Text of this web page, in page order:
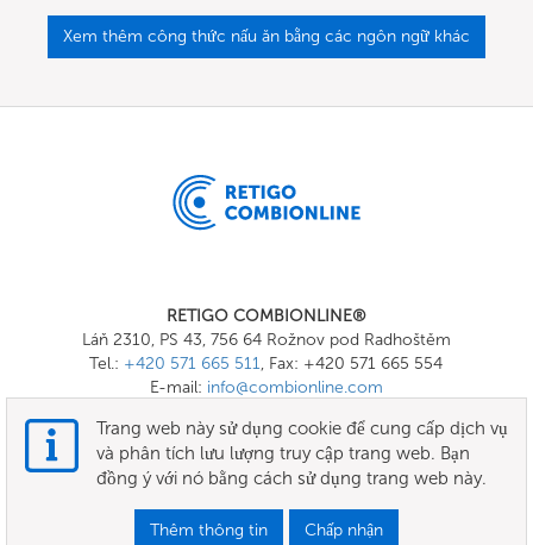
Xem thêm công thức nấu ăn bằng các ngôn ngữ khác
RETIGO COMBIONLINE®
Láň 2310, PS 43, 756 64 Rožnov pod Radhoštěm
Tel.: +420 571 665 511, Fax: +420 571 665 554
E-mail: info@combionline.com
OnlineMenu
CÁC ĐIỀU KHOẢN VÀ ĐIỀU KIỆN
Trang web này sử dụng cookie để cung cấp dịch vụ
và phân tích lưu lượng truy cập trang web. Bạn
đồng ý với nó bằng cách sử dụng trang web này.
Thêm thông tin Chấp nhận